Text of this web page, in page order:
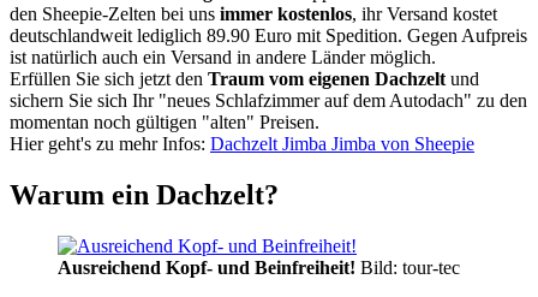
den Sheepie-Zelten bei uns immer kostenlos, ihr Versand kostet
deutschlandweit lediglich 89.90 Euro mit Spedition. Gegen Aufpreis
ist natürlich auch ein Versand in andere Länder möglich.
Erfüllen Sie sich jetzt den Traum vom eigenen Dachzelt und
sichern Sie sich Ihr "neues Schlafzimmer auf dem Autodach" zu den
momentan noch gültigen "alten" Preisen.
Hier geht's zu mehr Infos: Dachzelt Jimba Jimba von Sheepie
Warum ein Dachzelt?
Ausreichend Kopf- und Beinfreiheit! Bild: tour-tec